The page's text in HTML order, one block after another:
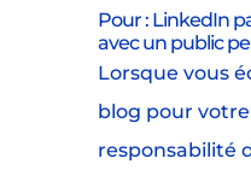
Pour : LinkedIn
avec un public
Lorsque vous
blog pour
responsabilité